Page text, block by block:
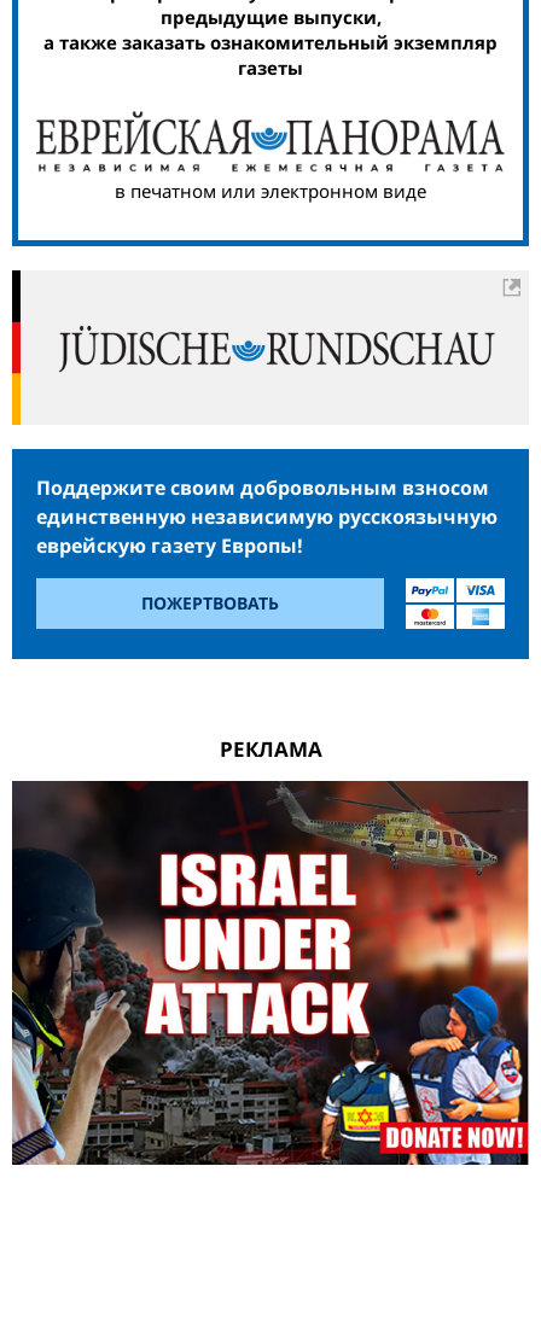
предыдущие выпуски,
а также заказать ознакомительный экземпляр
газеты
в печатном или электронном виде
Поддержите своим добровольным взносом
единственную независимую русскоязычную
еврейскую газету Европы!
ПОЖЕРТВОВАТЬ
РЕКЛАМА